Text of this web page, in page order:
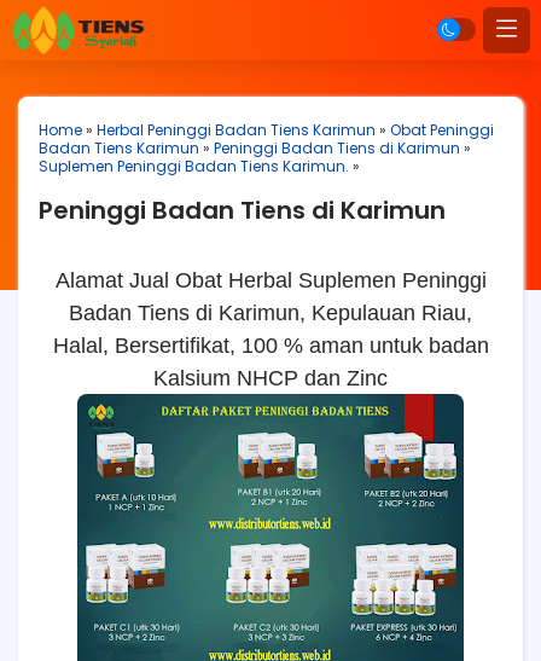
Home» Herbal Peninggi Badan Tiens Karimun » Obat Peninggi
Badan Tiens Karimun » Peninggi Badan Tiens di Karimun »
Suplemen Peninggi Badan Tiens Karimun. »
Peninggi Badan Tiens di Karimun
Alamat Jual Obat Herbal Suplemen Peninggi
Badan Tiens di Karimun, Kepulauan Riau,
Halal, Bersertifikat, 100 % aman untuk badan
Kalsium NHCP dan Zinc